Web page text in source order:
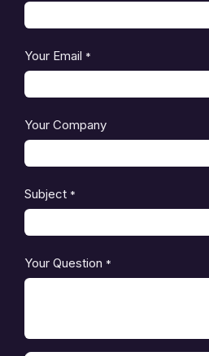
Your Email *
Your Company
Subject *
Your Question *